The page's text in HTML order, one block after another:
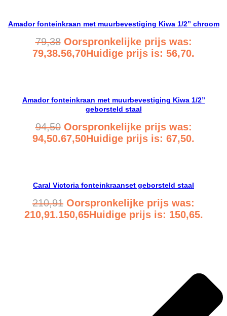
Amador fonteinkraan met muurbevestiging Kiwa 1/2” chroom
79,38 Oorspronkelijke prijs was:
79,38.56,70Huidige prijs is: 56,70.
Amador fonteinkraan met muurbevestiging Kiwa 1/2”
geborsteld staal
94,50 Oorspronkelijke prijs was:
94,50.67,50Huidige prijs is: 67,50.
Caral Victoria fonteinkraanset geborsteld staal
210,91 Oorspronkelijke prijs was:
210,91.150,65Huidige prijs is: 150,65.